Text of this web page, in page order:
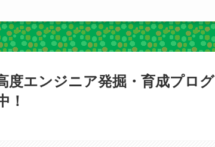
度エンジニア発掘・育成プログ
！